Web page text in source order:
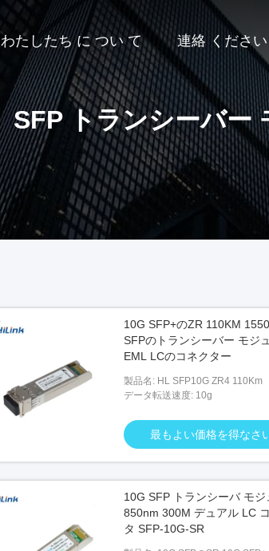
わたしたち に つい て 連絡 ください
SFP トランシーバー
10G SFP+のZR 110KM
SFPのトランシーバー モジ
EML LCのコネクター
製品名: HL SFP10G ZR4 110Km
データ転送速度: 10g
最もよい価格を得なさ
10G SFP トランシーバ モジ
850nm 300M デュアル LC
タ SFP-10G-SR